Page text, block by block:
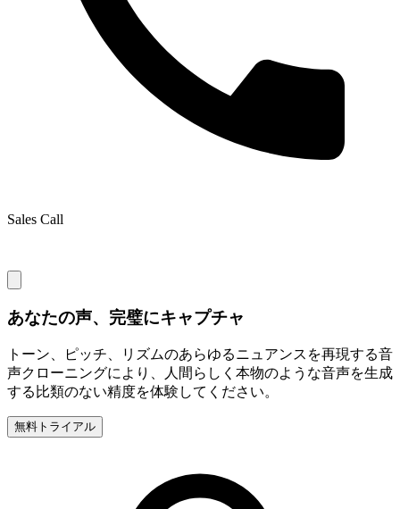
Sales Call
あなたの声、完璧にキャプチャ
トーン、ピッチ、リズムのあらゆるニュアンスを再現する音
声クローニングにより、人間らしく本物のような音声を生成
する比類のない精度を体験してください。
無料トライアル